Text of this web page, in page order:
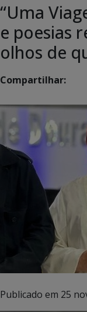
“Uma
e poesias
olhos de
Compartilhar:
Publicado em 25